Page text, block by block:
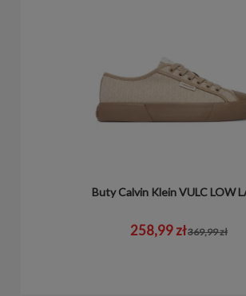
Buty Calvin Klein VULC LOW
258,99 zł369,99 zł